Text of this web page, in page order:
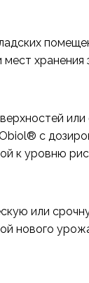
хранения
или
с
к уровню
или
нового